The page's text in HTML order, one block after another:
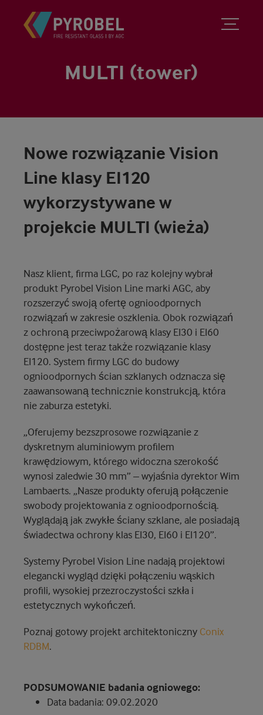
MULTI (tower)
Nowe rozwiązanie Vision
Line klasy EI120
wykorzystywane w
projekcie MULTI (wieża)
Nasz klient, firma LGC, po raz kolejny wybrał
produkt Pyrobel Vision Line marki AGC, aby
rozszerzyć swoją ofertę ognioodpornych
rozwiązań w zakresie oszklenia. Obok rozwiązań
z ochroną przeciwpożarową klasy EI30 i EI60
dostępne jest teraz także rozwiązanie klasy
EI120. System firmy LGC do budowy
ognioodpornych ścian szklanych odznacza się
zaawansowaną technicznie konstrukcją, która
nie zaburza estetyki.
„Oferujemy bezszprosowe rozwiązanie z
dyskretnym aluminiowym profilem
krawędziowym, którego widoczna szerokość
wynosi zaledwie 30 mm” – wyjaśnia dyrektor Wim
Lambaerts. „Nasze produkty oferują połączenie
swobody projektowania z ognioodpornością.
Wyglądają jak zwykłe ściany szklane, ale posiadają
świadectwa ochrony klas EI30, EI60 i EI120”.
Systemy Pyrobel Vision Line nadają projektowi
elegancki wygląd dzięki połączeniu wąskich
profili, wysokiej przezroczystości szkła i
estetycznych wykończeń.
Poznaj gotowy projekt architektoniczny Conix
RDBM.
PODSUMOWANIE badania ogniowego:
Data badania: 09.02.2020